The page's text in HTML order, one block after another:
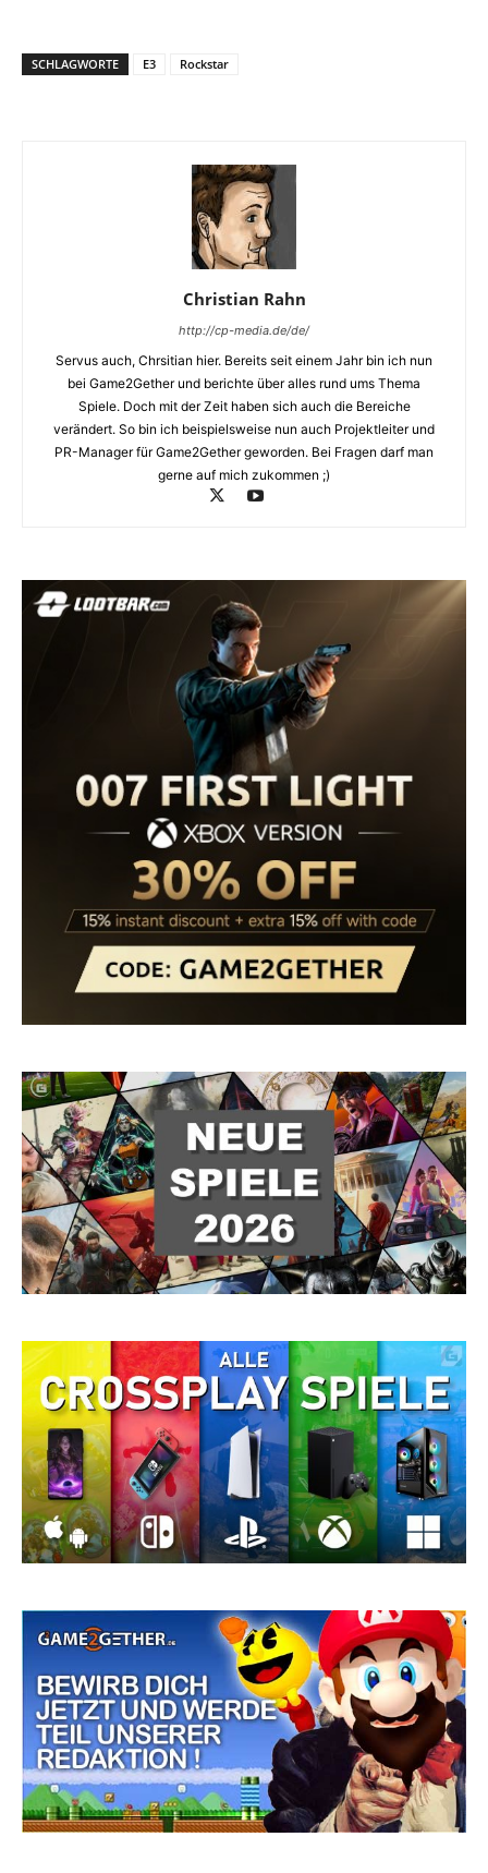
SCHLAGWORTE E3 Rockstar
Christian Rahn
http://cp-media.de/de/
Servus auch, Chrsitian hier. Bereits seit einem Jahr bin ich nun
bei Game2Gether und berichte über alles rund ums Thema
Spiele. Doch mit der Zeit haben sich auch die Bereiche
verändert. So bin ich beispielsweise nun auch Projektleiter und
PR-Manager für Game2Gether geworden. Bei Fragen darf man
gerne auf mich zukommen ;)